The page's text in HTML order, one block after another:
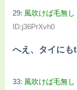
29: 風吹けば毛無し
ID:j36PrXvh0
へえ、タイに
33: 風吹けば毛無し